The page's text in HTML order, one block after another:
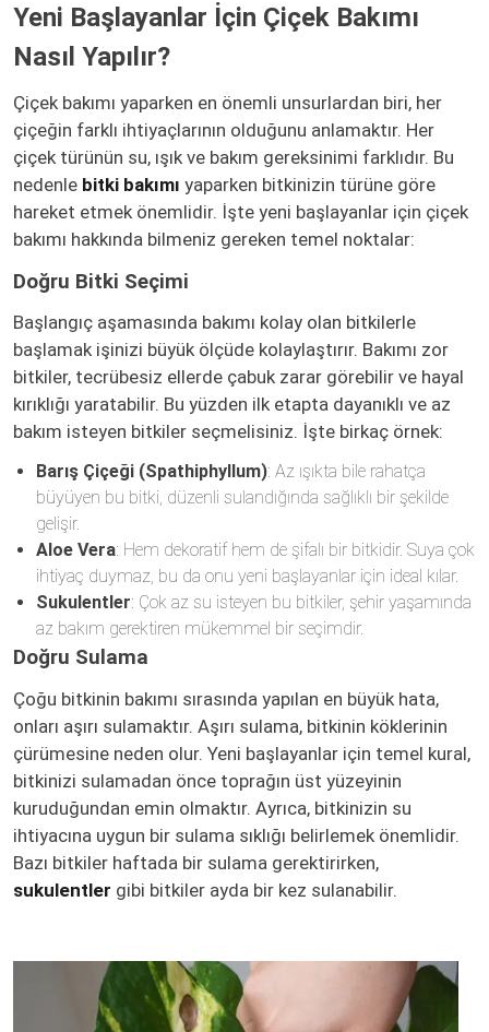
Yeni Başlayanlar İçin Çiçek Bakımı
Nasıl Yapılır?
Çiçek bakımı yaparken en önemli unsurlardan biri, her
çiçeğin farklı ihtiyaçlarının olduğunu anlamaktır. Her
çiçek türünün su, ışık ve bakım gereksinimi farklıdır. Bu
nedenle bitki bakımı yaparken bitkinizin türüne göre
hareket etmek önemlidir. İşte yeni başlayanlar için çiçek
bakımı hakkında bilmeniz gereken temel noktalar:
Doğru Bitki Seçimi
Başlangıç aşamasında bakımı kolay olan bitkilerle
başlamak işinizi büyük ölçüde kolaylaştırır. Bakımı zor
bitkiler, tecrübesiz ellerde çabuk zarar görebilir ve hayal
kırıklığı yaratabilir. Bu yüzden ilk etapta dayanıklı ve az
bakım isteyen bitkiler seçmelisiniz. İşte birkaç örnek:
Barış Çiçeği (Spathiphyllum): Az ışıkta bile rahatça
büyüyen bu bitki, düzenli sulandığında sağlıklı bir şekilde
gelişir.
Aloe Vera: Hem dekoratif hem de şifalı bir bitkidir. Suya çok
ihtiyaç duymaz, bu da onu yeni başlayanlar için ideal kılar.
Sukulentler: Çok az su isteyen bu bitkiler, şehir yaşamında
az bakım gerektiren mükemmel bir seçimdir.
Doğru Sulama
Çoğu bitkinin bakımı sırasında yapılan en büyük hata,
onları aşırı sulamaktır. Aşırı sulama, bitkinin köklerinin
çürümesine neden olur. Yeni başlayanlar için temel kural,
bitkinizi sulamadan önce toprağın üst yüzeyinin
kuruduğundan emin olmaktır. Ayrıca, bitkinizin su
ihtiyacına uygun bir sulama sıklığı belirlemek önemlidir.
Bazı bitkiler haftada bir sulama gerektirirken,
sukulentler gibi bitkiler ayda bir kez sulanabilir.